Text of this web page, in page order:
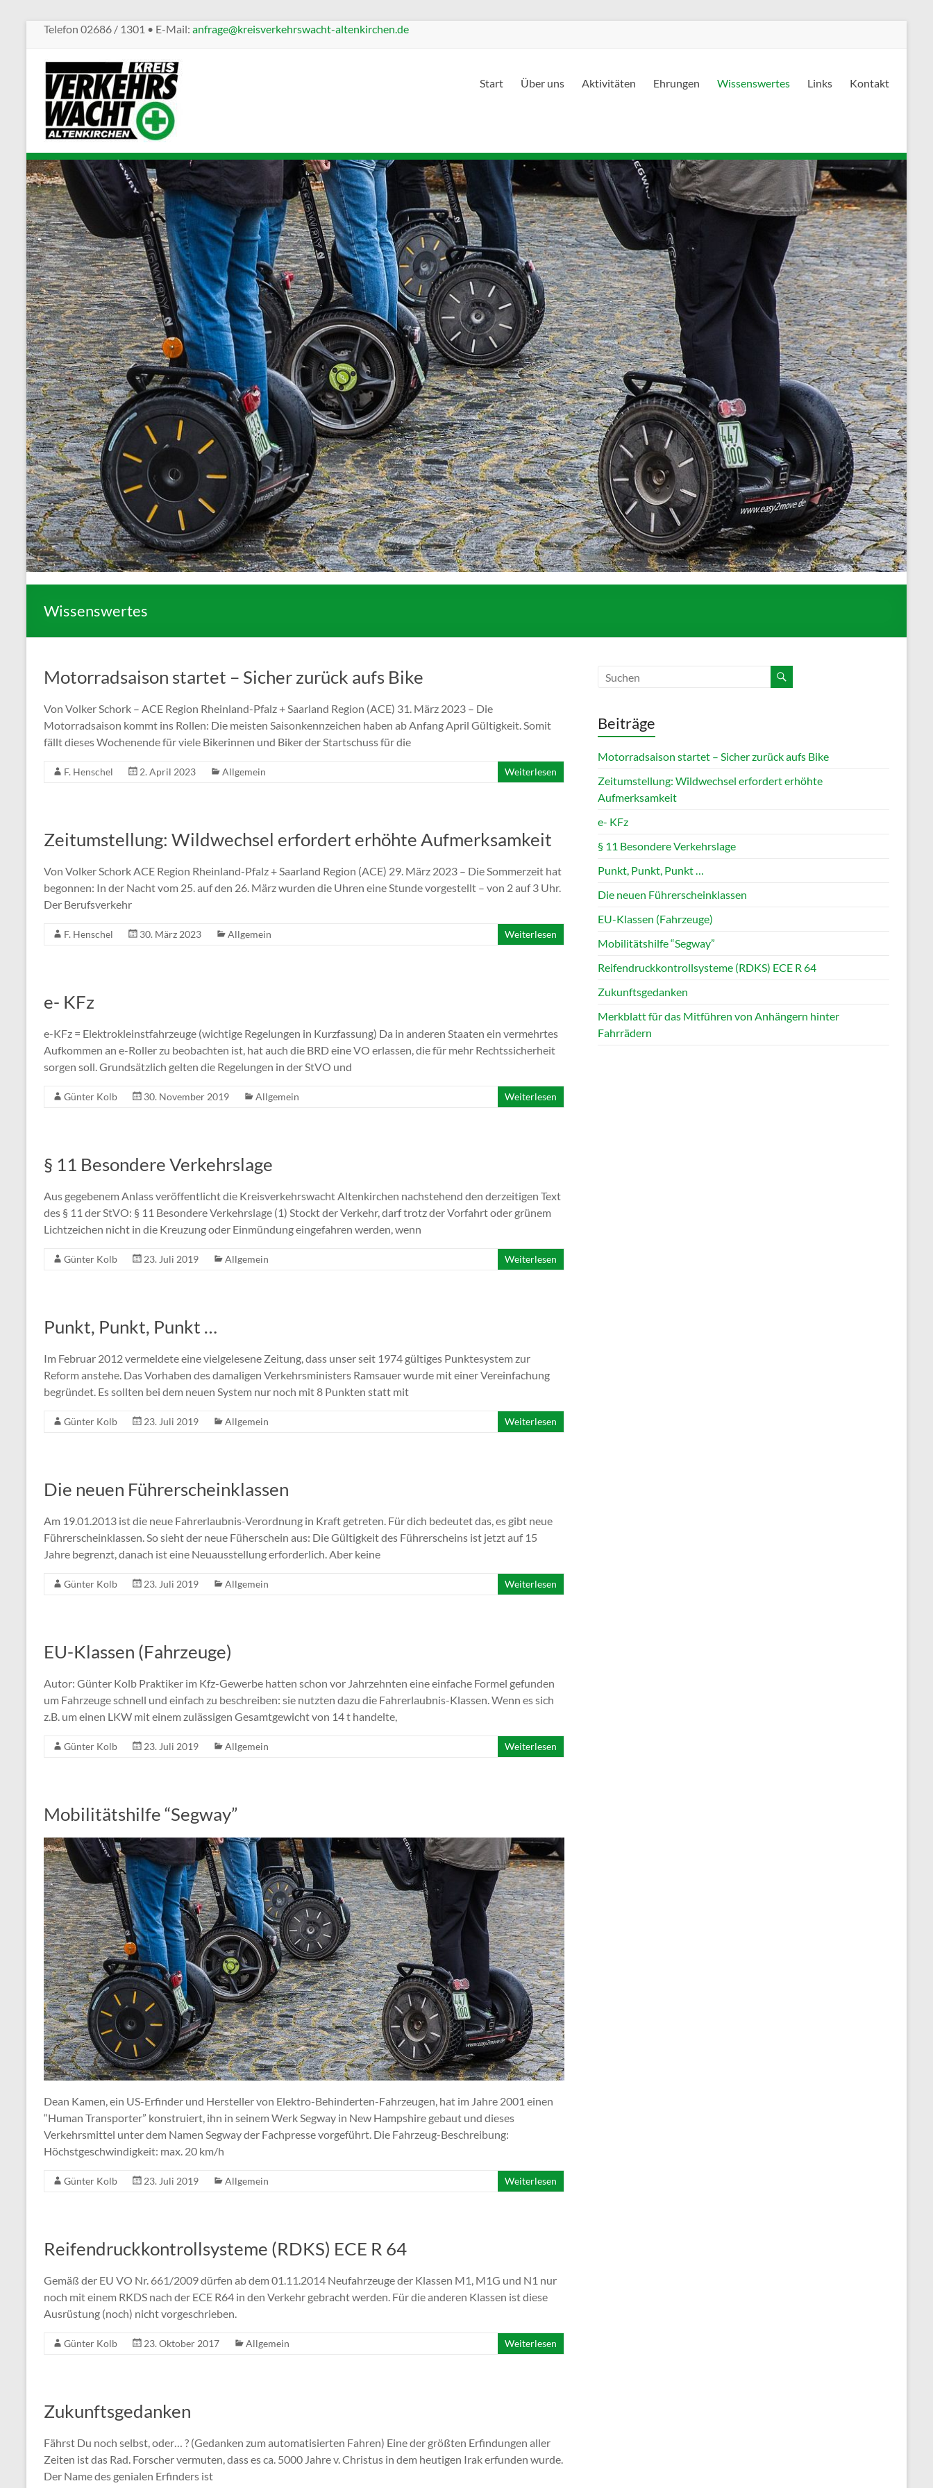
Telefon 02686 / 1301 • E-Mail: anfrage@kreisverkehrswacht-altenkirchen.de
Kreisverkehrswacht
Altenkirchen
Sicherheit
Straßenverkehr
Start Über uns Aktivitäten Ehrungen Wissenswertes Links Kontakt
Wissenswertes
Motorradsaison startet – Sicher zurück aufs Bike
Von Volker Schork – ACE Region Rheinland-Pfalz + Saarland Region (ACE) 31. März 2023 – Die
Motorradsaison kommt ins Rollen: Die meisten Saisonkennzeichen haben ab Anfang April Gültigkeit. Somit
fällt dieses Wochenende für viele Bikerinnen und Biker der Startschuss für die
F. Henschel 2. April 2023 Allgemein Weiterlesen
Zeitumstellung: Wildwechsel erfordert erhöhte Aufmerksamkeit
Von Volker Schork ACE Region Rheinland-Pfalz + Saarland Region (ACE) 29. März 2023 – Die Sommerzeit hat
begonnen: In der Nacht vom 25. auf den 26. März wurden die Uhren eine Stunde vorgestellt – von 2 auf 3 Uhr.
Der Berufsverkehr
F. Henschel 30. März 2023 Allgemein Weiterlesen
e- KFz
e-KFz = Elektrokleinstfahrzeuge (wichtige Regelungen in Kurzfassung) Da in anderen Staaten ein vermehrtes
Aufkommen an e-Roller zu beobachten ist, hat auch die BRD eine VO erlassen, die für mehr Rechtssicherheit
sorgen soll. Grundsätzlich gelten die Regelungen in der StVO und
Günter Kolb 30. November 2019 Allgemein Weiterlesen
§ 11 Besondere Verkehrslage
Aus gegebenem Anlass veröffentlicht die Kreisverkehrswacht Altenkirchen nachstehend den derzeitigen Text
des § 11 der StVO: § 11 Besondere Verkehrslage (1) Stockt der Verkehr, darf trotz der Vorfahrt oder grünem
Lichtzeichen nicht in die Kreuzung oder Einmündung eingefahren werden, wenn
Günter Kolb 23. Juli 2019 Allgemein Weiterlesen
Punkt, Punkt, Punkt …
Im Februar 2012 vermeldete eine vielgelesene Zeitung, dass unser seit 1974 gültiges Punktesystem zur
Reform anstehe. Das Vorhaben des damaligen Verkehrsministers Ramsauer wurde mit einer Vereinfachung
begründet. Es sollten bei dem neuen System nur noch mit 8 Punkten statt mit
Günter Kolb 23. Juli 2019 Allgemein Weiterlesen
Die neuen Führerscheinklassen
Am 19.01.2013 ist die neue Fahrerlaubnis-Verordnung in Kraft getreten. Für dich bedeutet das, es gibt neue
Führerscheinklassen. So sieht der neue Füherschein aus: Die Gültigkeit des Führerscheins ist jetzt auf 15
Jahre begrenzt, danach ist eine Neuausstellung erforderlich. Aber keine
Günter Kolb 23. Juli 2019 Allgemein Weiterlesen
EU-Klassen (Fahrzeuge)
Autor: Günter Kolb Praktiker im Kfz-Gewerbe hatten schon vor Jahrzehnten eine einfache Formel gefunden
um Fahrzeuge schnell und einfach zu beschreiben: sie nutzten dazu die Fahrerlaubnis-Klassen. Wenn es sich
z.B. um einen LKW mit einem zulässigen Gesamtgewicht von 14 t handelte,
Günter Kolb 23. Juli 2019 Allgemein Weiterlesen
Mobilitätshilfe “Segway”
Dean Kamen, ein US-Erfinder und Hersteller von Elektro-Behinderten-Fahrzeugen, hat im Jahre 2001 einen
“Human Transporter” konstruiert, ihn in seinem Werk Segway in New Hampshire gebaut und dieses
Verkehrsmittel unter dem Namen Segway der Fachpresse vorgeführt. Die Fahrzeug-Beschreibung:
Höchstgeschwindigkeit: max. 20 km/h
Günter Kolb 23. Juli 2019 Allgemein Weiterlesen
Reifendruckkontrollsysteme (RDKS) ECE R 64
Gemäß der EU VO Nr. 661/2009 dürfen ab dem 01.11.2014 Neufahrzeuge der Klassen M1, M1G und N1 nur
noch mit einem RKDS nach der ECE R64 in den Verkehr gebracht werden. Für die anderen Klassen ist diese
Ausrüstung (noch) nicht vorgeschrieben.
Günter Kolb 23. Oktober 2017 Allgemein Weiterlesen
Zukunftsgedanken
Fährst Du noch selbst, oder… ? (Gedanken zum automatisierten Fahren) Eine der größten Erfindungen aller
Zeiten ist das Rad. Forscher vermuten, dass es ca. 5000 Jahre v. Christus in dem heutigen Irak erfunden wurde.
Der Name des genialen Erfinders ist
Beiträge
Motorradsaison startet – Sicher zurück aufs Bike
Zeitumstellung: Wildwechsel erfordert erhöhte
Aufmerksamkeit
e- KFz
§ 11 Besondere Verkehrslage
Punkt, Punkt, Punkt …
Die neuen Führerscheinklassen
EU-Klassen (Fahrzeuge)
Mobilitätshilfe “Segway”
Reifendruckkontrollsysteme (RDKS) ECE R 64
Zukunftsgedanken
Merkblatt für das Mitführen von Anhängern hinter
Fahrrädern